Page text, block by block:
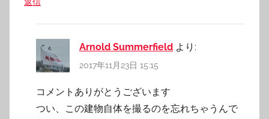
Arnold Summerfield より:
2017年11月23日 15:15
コメントありがとうございます
つい、この建物自体を撮るのを忘れちゃうんで